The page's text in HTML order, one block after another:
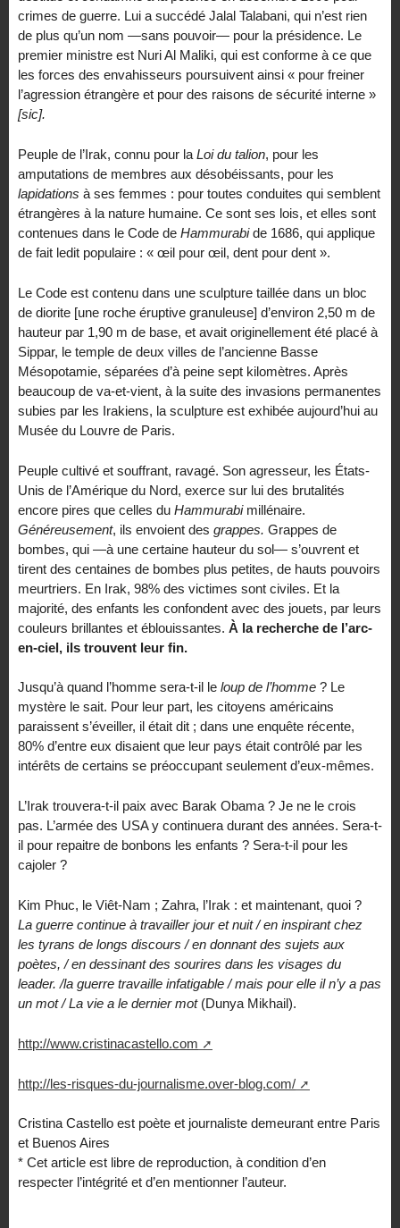
crimes de guerre. Lui a succédé Jalal Talabani, qui n’est rien
de plus qu’un nom —sans pouvoir— pour la présidence. Le
premier ministre est Nuri Al Maliki, qui est conforme à ce que
les forces des envahisseurs poursuivent ainsi « pour freiner
l’agression étrangère et pour des raisons de sécurité interne »
[sic].
Peuple de l’Irak, connu pour la Loi du talion, pour les
amputations de membres aux désobéissants, pour les
lapidations à ses femmes : pour toutes conduites qui semblent
étrangères à la nature humaine. Ce sont ses lois, et elles sont
contenues dans le Code de Hammurabide 1686, qui applique
de fait ledit populaire : « œil pour œil, dent pour dent ».
Le Code est contenu dans une sculpture taillée dans un bloc
de diorite [une roche éruptive granuleuse] d’environ 2,50 m de
hauteur par 1,90 m de base, et avait originellement été placé à
Sippar, le temple de deux villes de l’ancienne Basse
Mésopotamie, séparées d’à peine sept kilomètres. Après
beaucoup de va-et-vient, à la suite des invasions permanentes
subies par les Irakiens, la sculpture est exhibée aujourd’hui au
Musée du Louvre de Paris.
Peuple cultivé et souffrant, ravagé. Son agresseur, les États-
Unis de l’Amérique du Nord, exerce sur lui des brutalités
encore pires que celles du Hammurabimillénaire.
Généreusement, ils envoient des grappes. Grappes de
bombes, qui —à une certaine hauteur du sol— s’ouvrent et
tirent des centaines de bombes plus petites, de hauts pouvoirs
meurtriers. En Irak, 98% des victimes sont civiles. Et la
majorité, des enfants les confondent avec des jouets, par leurs
couleurs brillantes et éblouissantes. À la recherche de l’arc-
en-ciel, ils trouvent leur fin.
Jusqu’à quand l’homme sera-t-il le loup de l’homme ? Le
mystère le sait. Pour leur part, les citoyens américains
paraissent s’éveiller, il était dit ; dans une enquête récente,
80% d’entre eux disaient que leur pays était contrôlé par les
intérêts de certains se préoccupant seulement d’eux-mêmes.
L’Irak trouvera-t-il paix avec Barak Obama ? Je ne le crois
pas. L’armée des USA y continuera durant des années. Sera-t-
il pour repaitre de bonbons les enfants ? Sera-t-il pour les
cajoler ?
Kim Phuc, le Viêt-Nam ; Zahra, l’Irak : et maintenant, quoi ?
La guerre continue à travailler jour et nuit / en inspirant chez
les tyrans de longs discours / en donnant des sujets aux
poètes, / en dessinant des sourires dans les visages du
leader. /la guerre travaille infatigable / mais pour elle il n’y a pas
un mot / La vie a le dernier mot(Dunya Mikhail).
http://www.cristinacastello.com
http://les-risques-du-journalisme.over-blog.com/
Cristina Castello est poète et journaliste demeurant entre Paris
et Buenos Aires
* Cet article est libre de reproduction, à condition d’en
respecter l’intégrité et d’en mentionner l’auteur.